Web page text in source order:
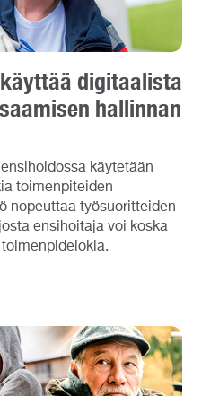
digitaalista
hallinnan
käytetään
toimenpiteiden
nopeuttaa työsuoritteiden
ensihoitaja voi koska